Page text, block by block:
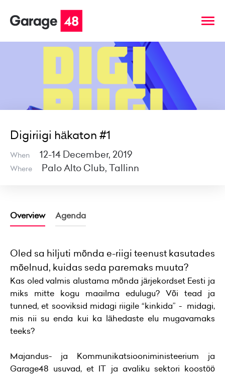
Digiriigi häkaton #1
When 12-14 December, 2019
Where Palo Alto Club, Tallinn
Overview Agenda
Oled sa hiljuti mõnda e-riigi teenust kasutades
mõelnud, kuidas seda paremaks muuta?
Kas oled valmis alustama mõnda järjekordset Eesti ja
miks mitte kogu maailma edulugu? Või tead ja
tunned, et sooviksid midagi riigile “kinkida” - midagi,
mis nii su enda kui ka lähedaste elu mugavamaks
teeks?
Majandus- ja Kommunikatsiooniministeerium ja
Garage48 usuvad, et IT ja avaliku sektori koostöö